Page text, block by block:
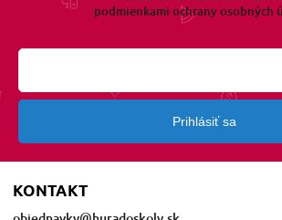
KONTAKT
podmienkami ochrany osobných
Prihlásiť sa